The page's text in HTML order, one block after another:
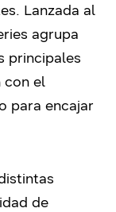
Lanzada al
agrupa
principales
con el
para encajar
de